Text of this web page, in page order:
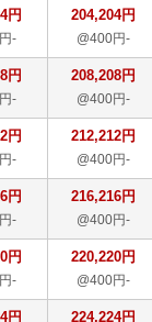
円
-
204,204円
@400円-
円
-
208,208円
@400円-
円
-
212,212円
@400円-
円
-
216,216円
@400円-
円
-
220,220円
@400円-
円 224,224円